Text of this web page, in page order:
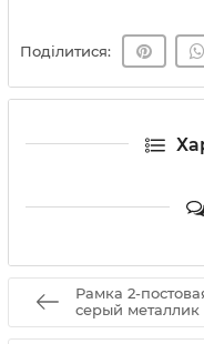
Поділитися:
Рамка 2-
серый металлик